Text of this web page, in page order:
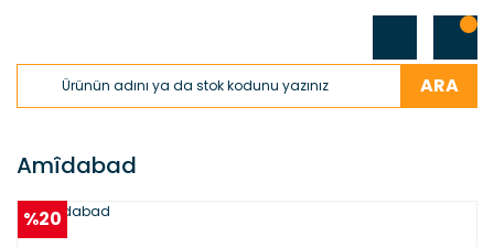
ARA
Amîdabad
%20